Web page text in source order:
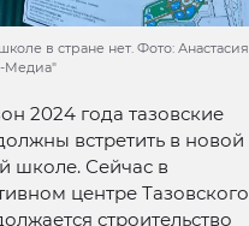
в стране нет. Фото: Анастасия
Медиа"
2024 года тазовские
встретить в новой
школе. Сейчас в
центре Тазовского
строительство